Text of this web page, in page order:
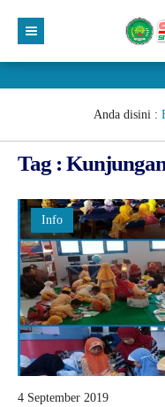
Anda disini :
Tag :
Info
4 September 2019